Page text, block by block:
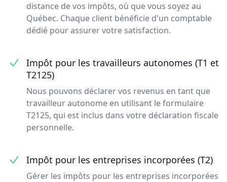
distance de vos impôts, où que vous soyez au
Québec. Chaque client bénéficie d'un comptable
dédié pour assurer votre satisfaction.
Impôt pour les travailleurs autonomes (T1 et
T2125)
Nous pouvons déclarer vos revenus en tant que
travailleur autonome en utilisant le formulaire
T2125, qui est inclus dans votre déclaration fiscale
personnelle.
Impôt pour les entreprises incorporées (T2)
Gérer les impôts pour les entreprises incorporées